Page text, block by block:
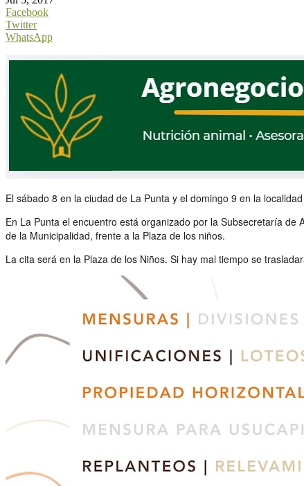
Facebook
Twitter
WhatsApp
El sábado 8 en la ciudad de La Punta y el domingo 9 en la
En La Punta el encuentro está organizado por la Subsecretaría
de la Municipalidad, frente a la Plaza de los niños.
La cita será en la Plaza de los Niños. Si hay mal tiempo se